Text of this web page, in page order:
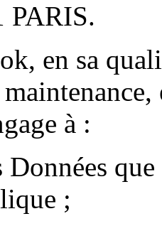
PARIS.
en sa
à :
Données
;